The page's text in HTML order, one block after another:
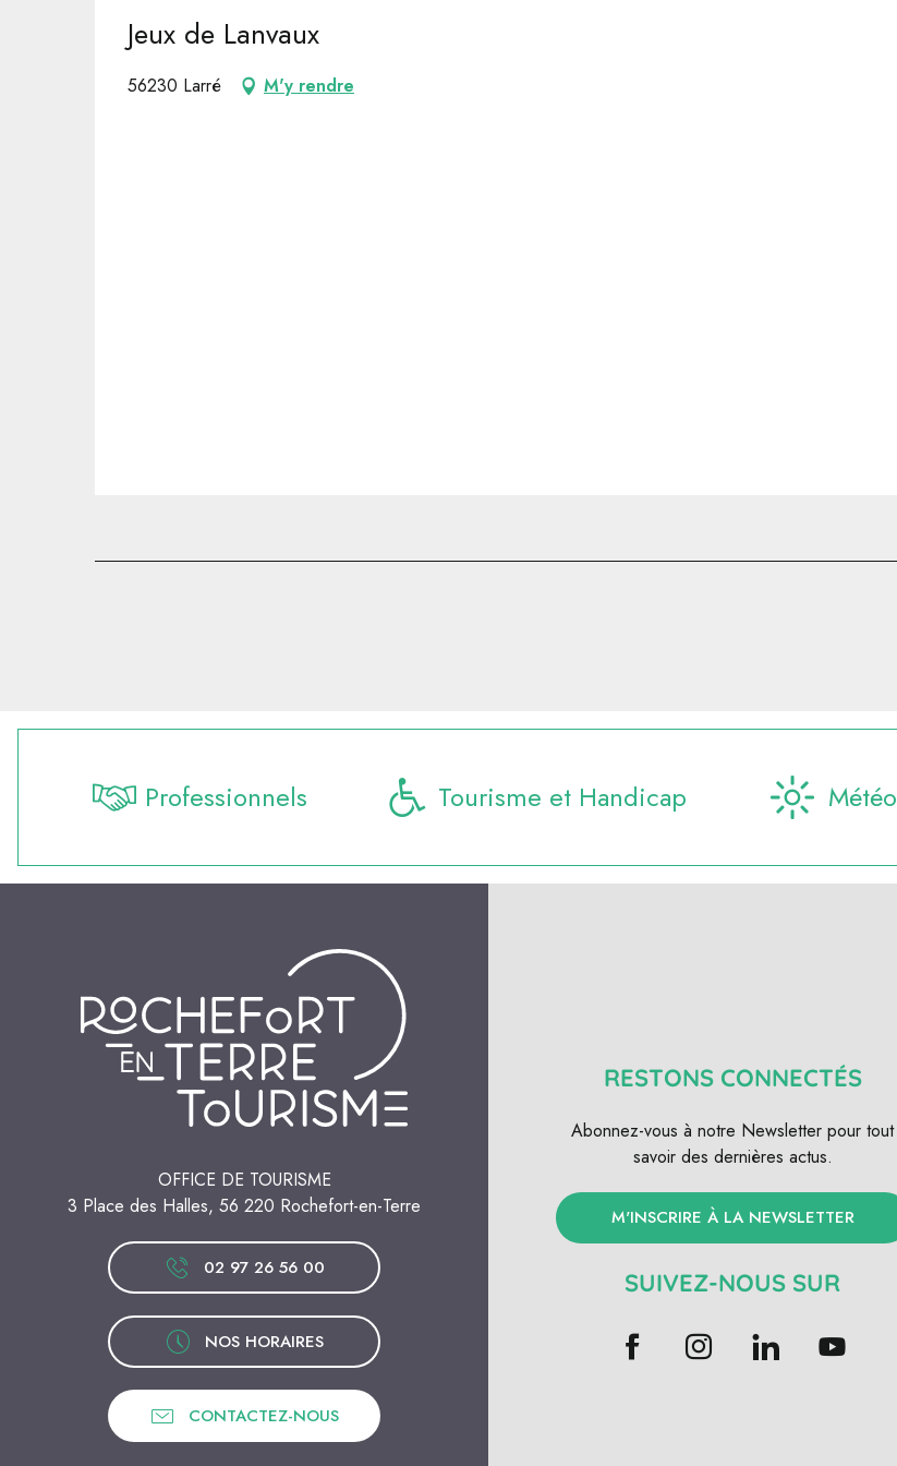
Jeux de Lanvaux
56230 Larré M'y rendre
Professionnels Tourisme et Handicap Météo
OFFICE DE TOURISME
3 Place des Halles, 56 220 Rochefort-en-Terre
02 97 26 56 00
NOS HORAIRES
CONTACTEZ-NOUS
RESTONS CONNECTÉS
Abonnez-vous à notre Newsletter pour tout
savoir des dernières actus.
M'INSCRIRE À LA NEWSLETTER
SUIVEZ-NOUS SUR